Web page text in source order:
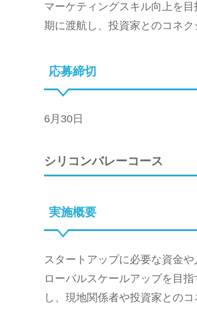
マーケティングスキル向上を
期に渡航し、投資家とのコネク
応募締切
6月30日
シリコンバレーコース
実施概要
スタートアップに必要な資金
ローバルスケールアップを目
し、現地関係者や投資家とのコ